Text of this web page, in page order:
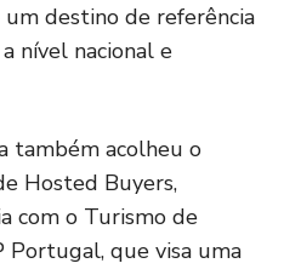
um destino de referência
nível nacional e
também acolheu o
Hosted Buyers,
com o Turismo de
que visa uma